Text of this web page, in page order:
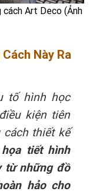
Art Deco (Ảnh
Này Ra
tố hình học
kiện tiên
cách thiết kế
tiết hình
từ những đồ
hảo cho